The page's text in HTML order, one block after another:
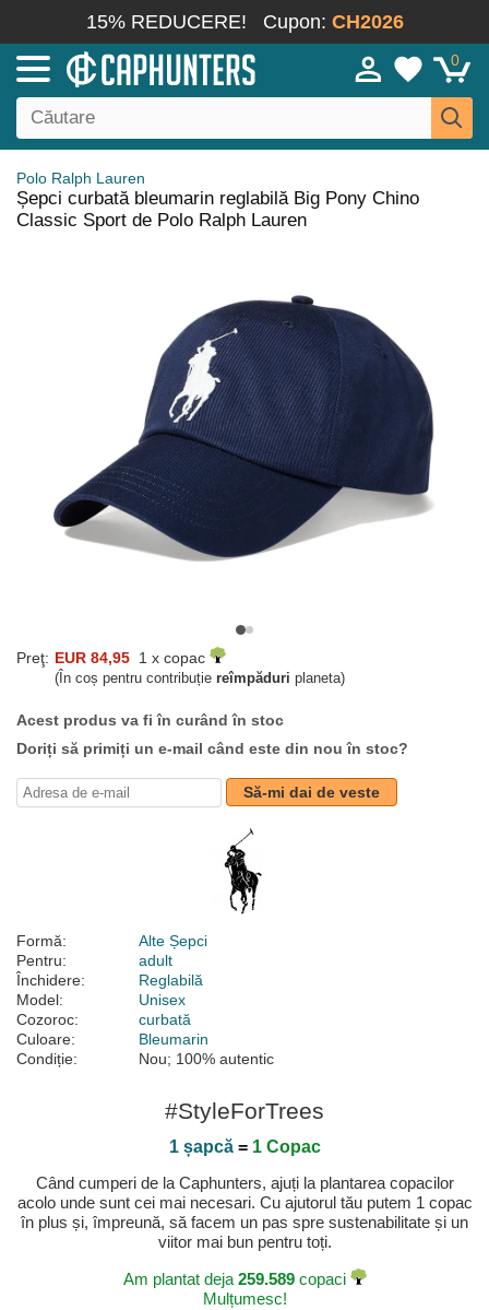
15% REDUCERE! Cupon: CH2026
0
Polo Ralph Lauren
Șepci curbată bleumarin reglabilă Big Pony Chino
Classic Sport de Polo Ralph Lauren
Preţ: EUR 84,95 1 x copac
(În coș pentru contribuție reîmpăduri planeta)
Acest produs va fi în curând în stoc
Doriți să primiți un e-mail când este din nou în stoc?
Să-mi dai de veste
Formă:
Alte Șepci
Pentru:
adult
Închidere:
Reglabilă
Model:
Unisex
Cozoroc:
curbată
Culoare:
Bleumarin
Condiție:
Nou; 100% autentic
#StyleForTrees
1 șapcă= 1 Copac
Când cumperi de la Caphunters, ajuți la plantarea copacilor
acolo unde sunt cei mai necesari. Cu ajutorul tău putem 1 copac
în plus și, împreună, să facem un pas spre sustenabilitate și un
viitor mai bun pentru toți.
Am plantat deja 259.589copaci
Mulțumesc!